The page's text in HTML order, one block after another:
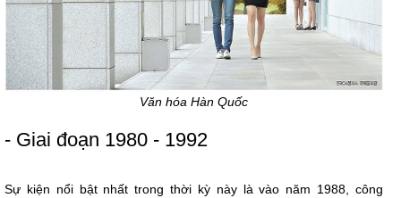
Văn hóa Hàn Quốc
- Giai đoạn 1980 - 1992
Sự kiện nổi bật nhất trong thời kỳ này là vào năm 1988, công